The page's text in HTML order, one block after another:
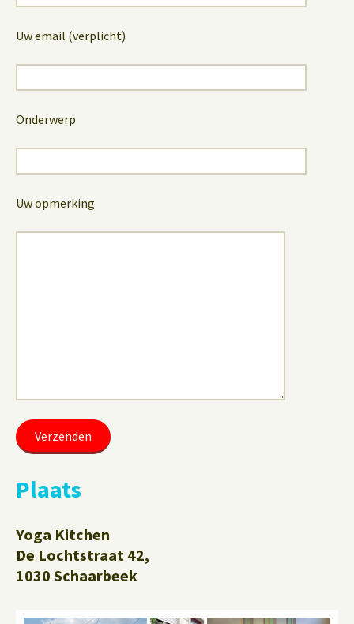
Uw email (verplicht)
Onderwerp
Uw opmerking
Plaats
Yoga Kitchen
De Lochtstraat 42,
1030 Schaarbeek